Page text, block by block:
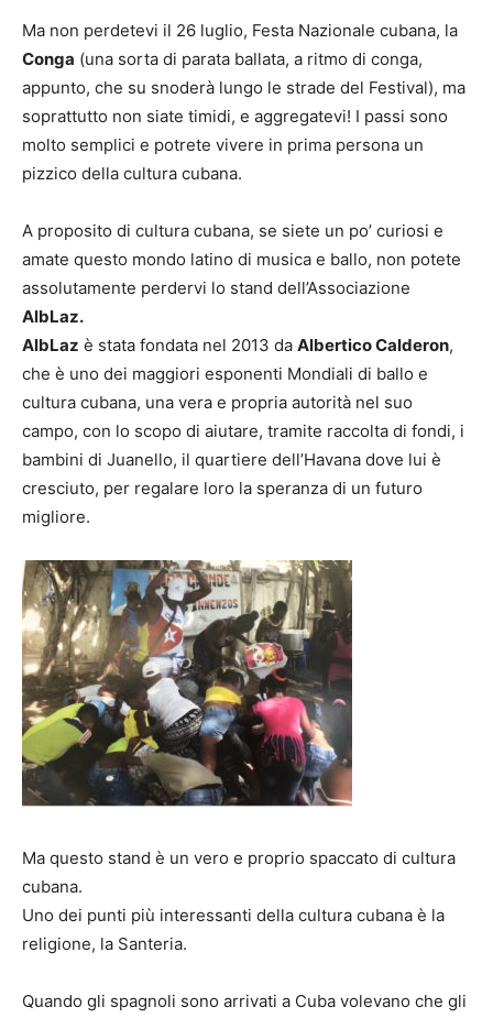
Ma non perdetevi il 26 luglio, Festa Nazionale cubana, la
Conga (una sorta di parata ballata, a ritmo di conga,
appunto, che su snoderà lungo le strade del Festival), ma
soprattutto non siate timidi, e aggregatevi! I passi sono
molto semplici e potrete vivere in prima persona un
pizzico della cultura cubana.
A proposito di cultura cubana, se siete un po’ curiosi e
amate questo mondo latino di musica e ballo, non potete
assolutamente perdervi lo stand dell’Associazione
AlbLaz.
AlbLaz è stata fondata nel 2013 da Albertico Calderon,
che è uno dei maggiori esponenti Mondiali di ballo e
cultura cubana, una vera e propria autorità nel suo
campo, con lo scopo di aiutare, tramite raccolta di fondi, i
bambini di Juanello, il quartiere dell’Havana dove lui è
cresciuto, per regalare loro la speranza di un futuro
migliore.
Ma questo stand è un vero e proprio spaccato di cultura
cubana.
Uno dei punti più interessanti della cultura cubana è la
religione, la Santeria.
Quando gli spagnoli sono arrivati a Cuba volevano che gli